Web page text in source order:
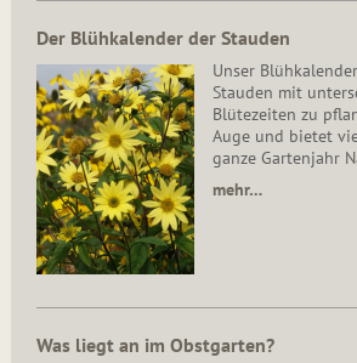
Der Blühkalender der Stauden
Unser
Stauden mit
Blütezeiten zu
Auge und bietet
ganze Gartenjahr
mehr…
Was liegt an im Obstgarten?